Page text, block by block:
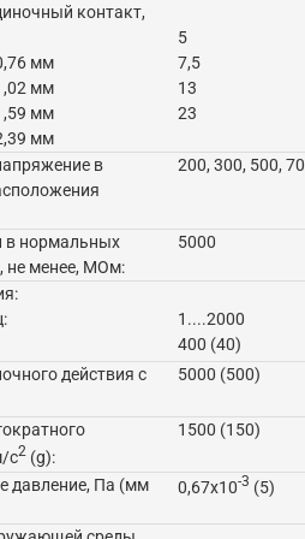
контакт,
мм
мм
мм
мм
5
7,5
13
23
в
200, 300, 500,
в нормальных
не менее, МОм:
5000
1....2000
400 (40)
действия с
5000 (500)
с2 (g):
1500 (150)
давление, Па (мм
0,67x10-3 (5)